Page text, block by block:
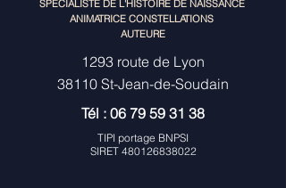
SPÉCIALISTE DE L'HISTOIRE DE NAISSANCE
ANIMATRICE CONSTELLATIONS
AUTEURE
1293 route de Lyon
38110 St-Jean-de-Soudain
Tél : 06 79 59 31 38
TIPI portage BNPSI
SIRET 480126838022